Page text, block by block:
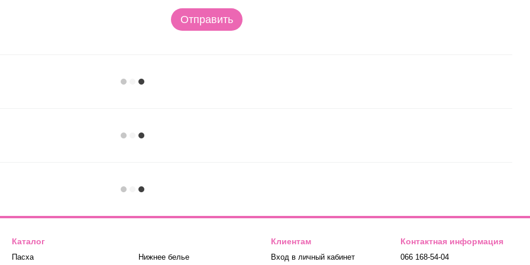
Отправить
Каталог
Пасха Нижнее белье
Клиентам
Вход в личный кабинет
Контактная информация
066 168-54-04